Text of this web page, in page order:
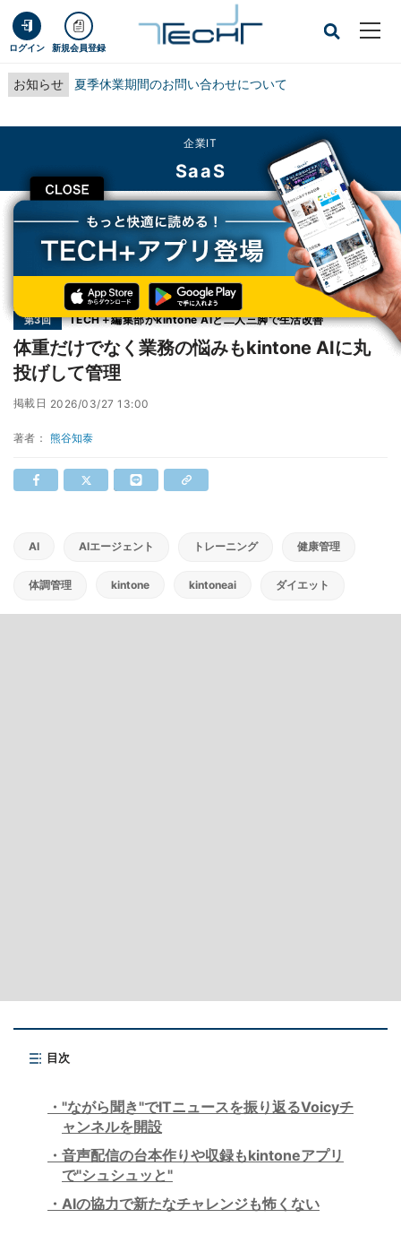
ログイン 新規会員登録
お知らせ 夏季休業期間のお問い合わせについて
CLOSE
企業IT
SaaS
TECH+ 企業IT
SaaS
体重だけでなく業務の悩みもkintone AIに丸投げして管理
第3回 TECH＋編集部がkintone AIと二人三脚で生活改善
体重だけでなく業務の悩みもkintone AIに丸
投げして管理
掲載日 2026/03/27 13:00
著者： 熊谷知泰
AI AIエージェント トレーニング 健康管理
体調管理 kintone kintoneai ダイエット
目次
"ながら聞き"でITニュースを振り返るVoicyチ
ャンネルを開設
音声配信の台本作りや収録もkintoneアプリ
で"シュシュッと"
AIの協力で新たなチャレンジも怖くない